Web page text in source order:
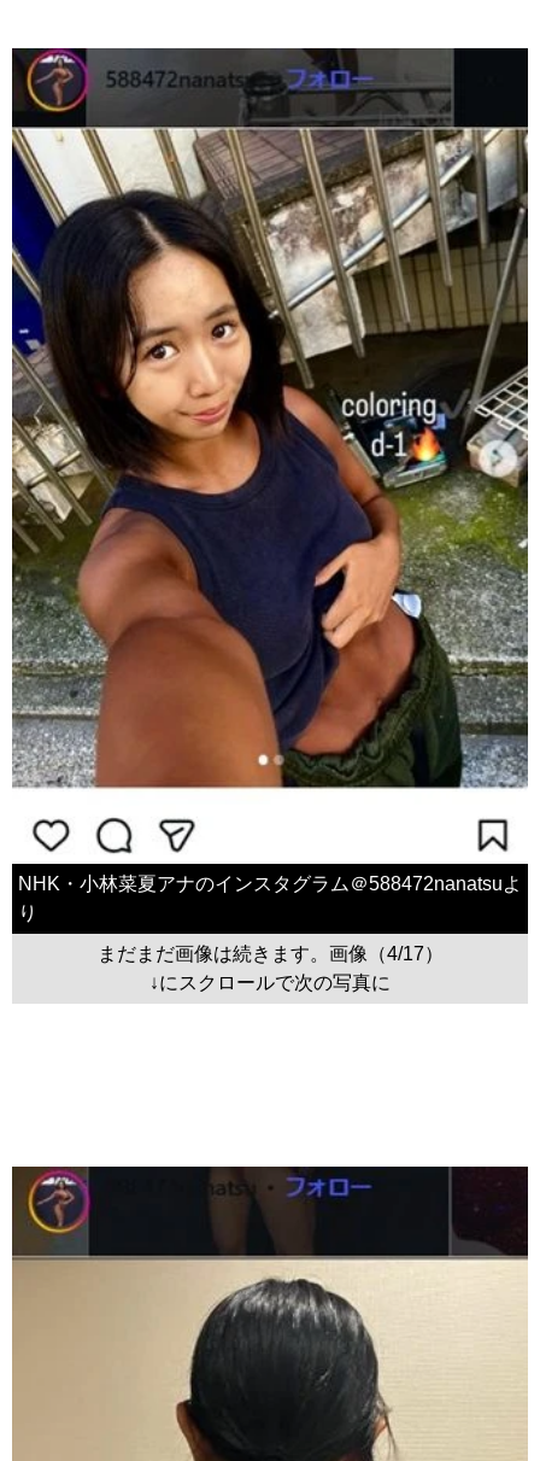
NHK・小林菜夏アナのインスタグラム＠588472nanatsuよ
り
まだまだ画像は続きます。画像（4/17）
↓にスクロールで次の写真に